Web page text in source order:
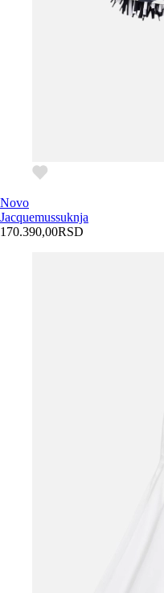
Novo
Jacquemussuknja
170.390,00RSD